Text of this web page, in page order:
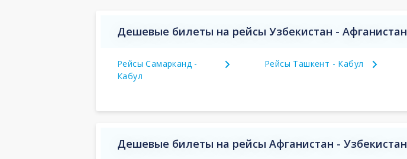
Дешевые билеты на рейсы Узбекистан - Афганистан
Рейсы Самарканд -
Кабул
Рейсы Ташкент - Кабул
Дешевые билеты на рейсы Афганистан - Узбекистан